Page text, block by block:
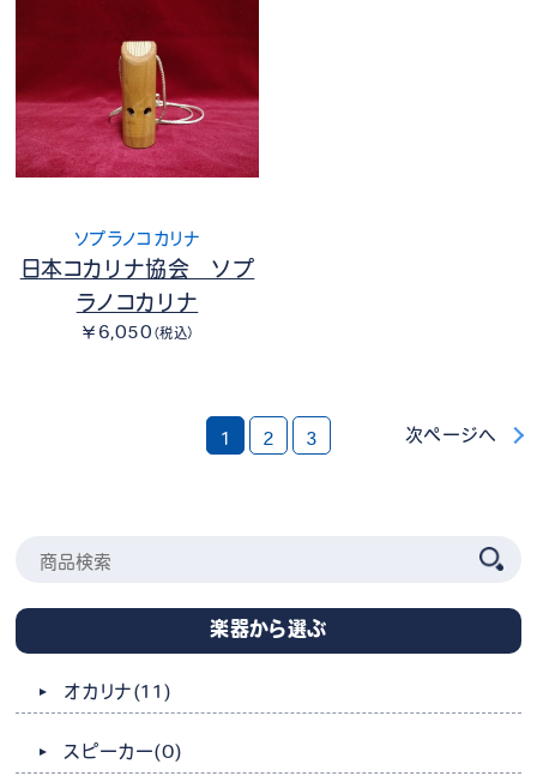
楽器から選ぶ
オカリナ (11)
スピーカー(0)
ソプラノコカリナ
日本コカリナ協会 ソプ
ラノコカリナ
￥6,050 （税込）
1 2 3 次ページへ